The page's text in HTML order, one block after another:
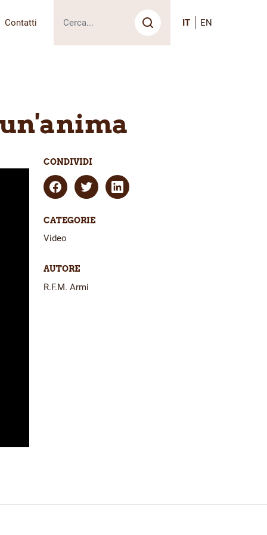
Contatti IT EN
CONDIVIDI
CATEGORIE
Video
AUTORE
R.F.M. Armi